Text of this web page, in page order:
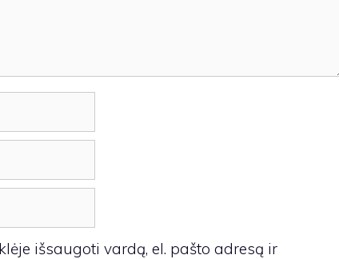
išsaugoti vardą, el. pašto adresą ir